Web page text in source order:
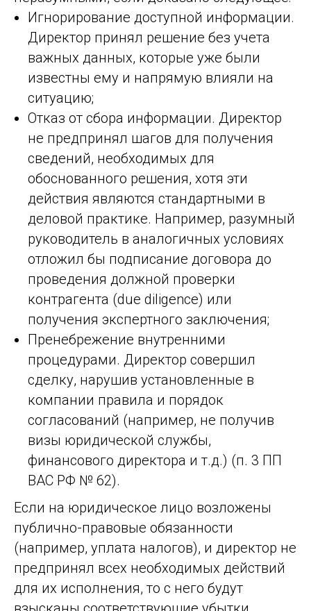
Игнорирование доступной информации.
Директор принял решение без учета
важных данных, которые уже были
известны ему и напрямую влияли на
ситуацию;
Отказ от сбора информации. Директор
не предпринял шагов для получения
сведений, необходимых для
обоснованного решения, хотя эти
действия являются стандартными в
деловой практике. Например, разумный
руководитель в аналогичных условиях
отложил бы подписание договора до
проведения должной проверки
контрагента (due diligence) или
получения экспертного заключения;
Пренебрежение внутренними
процедурами. Директор совершил
сделку, нарушив установленные в
компании правила и порядок
согласований (например, не получив
визы юридической службы,
финансового директора и т.д.) (п. 3 ПП
ВАС РФ № 62).
Если на юридическое лицо возложены
публично-правовые обязанности
(например, уплата налогов), и директор не
предпринял всех необходимых действий
для их исполнения, то с него будут